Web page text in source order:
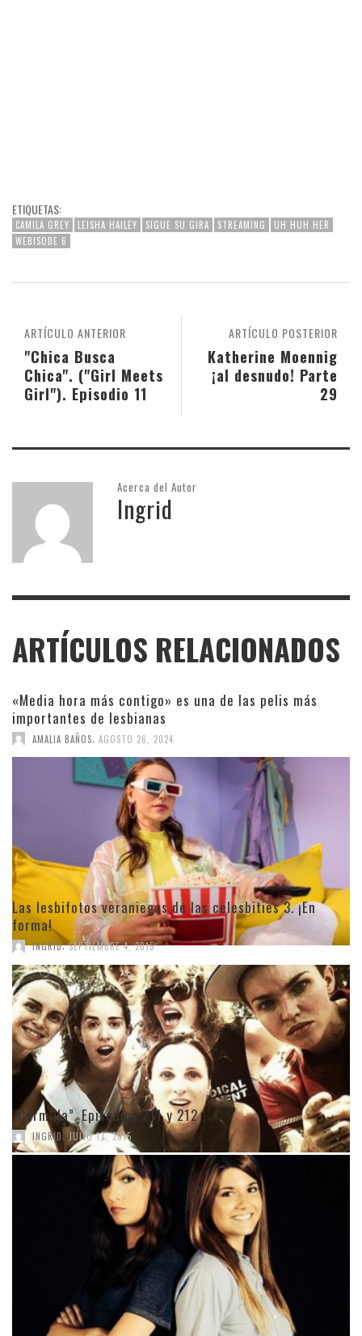
ETIQUETAS:
CAMILA GREY LEISHA HAILEY SIGUE SU GIRA STREAMING
UH HUH HER
WEBISODE 6
ARTÍCULO POSTERIOR
Katherine Moennig
¡al desnudo! Parte
29
ARTÍCULO ANTERIOR
"Chica Busca
Chica". ("Girl Meets
Girl"). Episodio 11
Acerca del Autor
Ingrid
ARTÍCULOS RELACIONADOS
«Media hora más contigo» es una de las pelis más
importantes de lesbianas
AMALIA BAÑOS AGOSTO 26, 2024
Las lesbifotos veraniegas de las celesbities 3. ¡En
forma!
INGRID, SEPTIEMBRE 4, 2015
“Carmilla”. Episodios 211 y 212
INGRID JULIO 17, 2015